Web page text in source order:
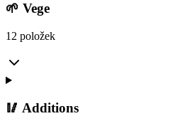
🌱 Vege
12 položek
🥢 Additions